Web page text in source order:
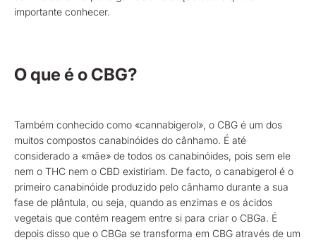
importante conhecer.
O que é o CBG?
Também conhecido como «cannabigerol», o CBG é um dos
muitos compostos canabinóides do cânhamo. É até
considerado a «mãe» de todos os canabinóides, pois sem ele
nem o THC nem o CBD existiriam. De facto, o canabigerol é o
primeiro canabinóide produzido pelo cânhamo durante a sua
fase de plântula, ou seja, quando as enzimas e os ácidos
vegetais que contém reagem entre si para criar o CBGa. É
depois disso que o CBGa se transforma em CBG através de um